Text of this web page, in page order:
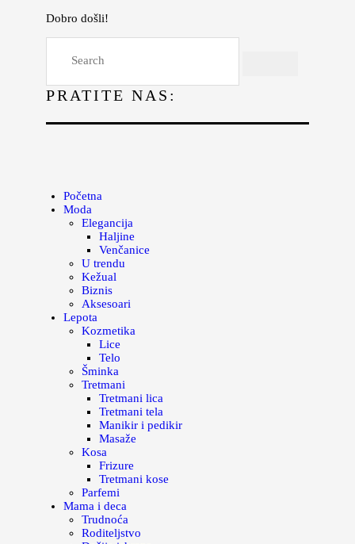
Dobro došli!
PRATITE NAS:
Početna
Moda
Elegancija
Haljine
Venčanice
U trendu
Kežual
Biznis
Aksesoari
Lepota
Kozmetika
Lice
Telo
Šminka
Tretmani
Tretmani lica
Tretmani tela
Manikir i pedikir
Masaže
Kosa
Frizure
Tretmani kose
Parfemi
Mama i deca
Trudnoća
Roditeljstvo
Lepota
Kuhinja
Magazin